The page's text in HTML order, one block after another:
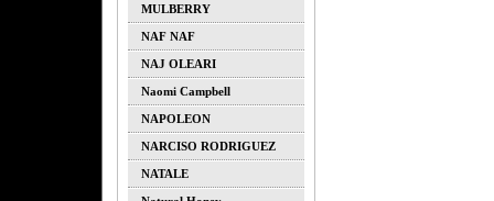
MULBERRY
NAF NAF
NAJ OLEARI
Naomi Campbell
NAPOLEON
NARCISO RODRIGUEZ
NATALE